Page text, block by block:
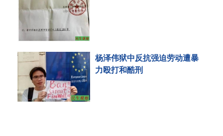
杨泽伟狱中反抗强迫劳动遭暴
力殴打和酷刑